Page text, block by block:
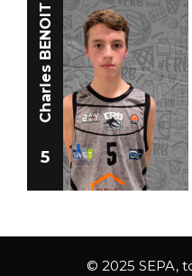
5
Charles BENOIT
© 2025 SEPA,